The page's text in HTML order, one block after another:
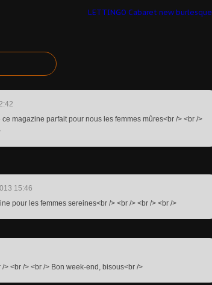
LETTINGO Cabaret new burlesque
magazine parfait pour nous les femmes mûres<br /> <br />
15:46
pour les femmes sereines<br /> <br /> <br /> <br />
> <br /> <br /> Bon week-end, bisous<br />